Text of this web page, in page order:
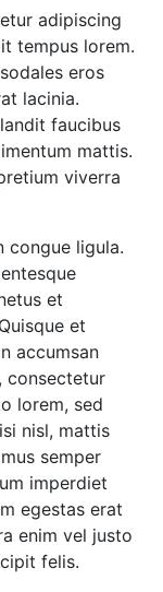
adipiscing
tempus lorem.
eros
lacinia.
faucibus
mattis.
viverra
congue ligula.
et
et
accumsan
consectetur
lorem, sed
nisl, mattis
semper
imperdiet
egestas erat
enim vel justo
felis.